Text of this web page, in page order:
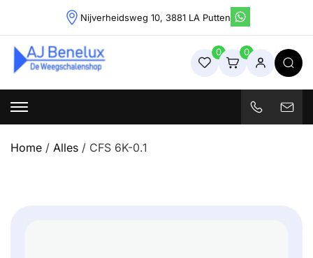
content
Nijverheidsweg 10, 3881 LA Putten
Weegschalenshop | Precisieweegschalen & Industriële
Weegoplossingen
0 0
Home / Alles / CFS 6K-0.1